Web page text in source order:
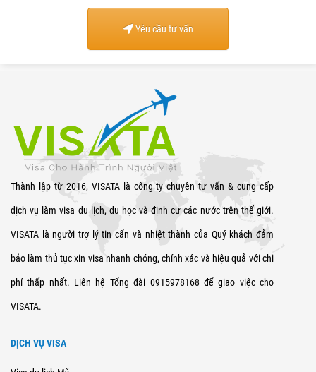
Yêu cầu tư vấn
Thành lập từ 2016, VISATA là công ty chuyên tư vấn & cung cấp
dịch vụ làm visa du lịch, du học và định cư các nước trên thế giới.
VISATA là người trợ lý tin cẩn và nhiệt thành của Quý khách đảm
bảo làm thủ tục xin visa nhanh chóng, chính xác và hiệu quả với chi
phí thấp nhất. Liên hệ Tổng đài 0915978168 để giao việc cho
VISATA.
DỊCH VỤ VISA